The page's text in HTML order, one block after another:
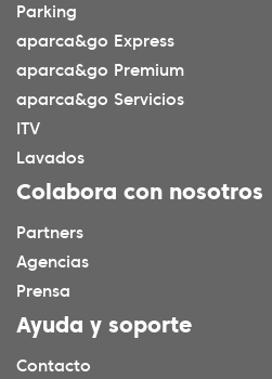
Parking
aparca&go Express
aparca&go Premium
aparca&go Servicios
ITV
Lavados
Colabora con nosotros
Partners
Agencias
Prensa
Ayuda y soporte
Contacto